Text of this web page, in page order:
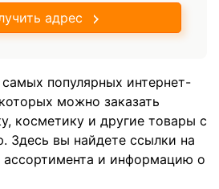
адрес
популярных интернет-
можно заказать
косметику и другие товары с
Здесь вы найдете ссылки на
ассортимента и информацию о